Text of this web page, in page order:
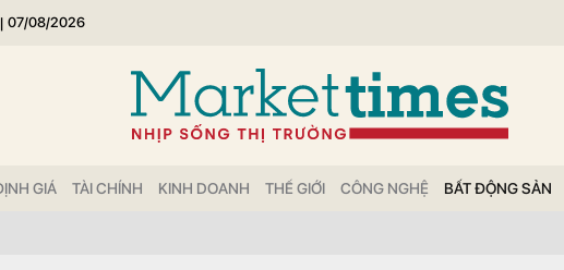
| 07/08/2026
GIÁ TÀI CHÍNH KINH DOANH THẾ GIỚI CÔNG NGHỆ BẤT ĐỘNG SẢN
Gửi bình luận